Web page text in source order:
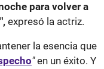
para volver a
expresó la actriz.
la esencia que
"en un éxito. Y